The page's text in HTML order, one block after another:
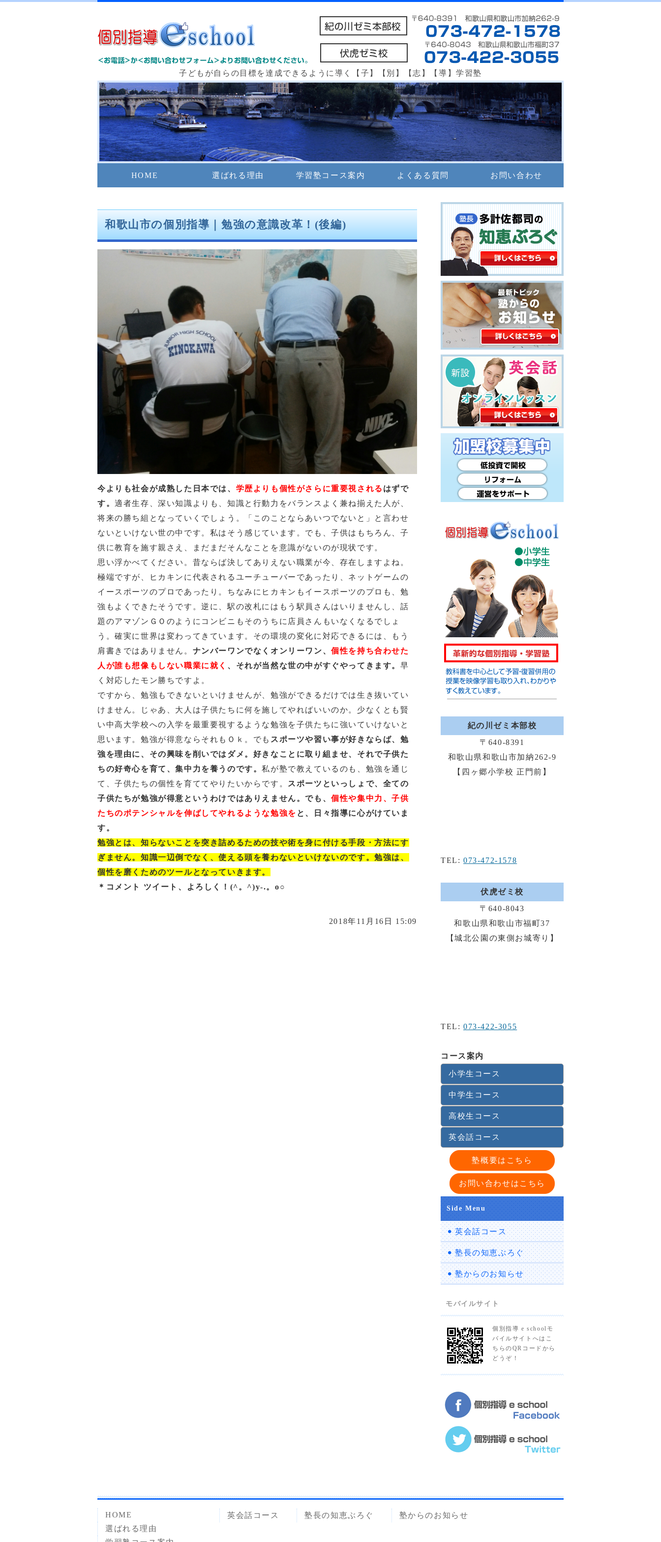
個別指導 e school 紀の川ゼミ本部校・伏虎ゼミ校｜和歌山市
子どもが自らの目標を達成できるように導く【子】【別】【志】【導】学習塾
HOME 選ばれる理由 学習塾コース案内 よくある質問 お問い合わせ
和歌山市の個別指導｜勉強の意識改革！(後編)
今よりも社会が成熟した日本では、 学歴よりも個性がさらに重要視される はずで
す。適者生存、深い知識よりも、知識と行動力をバランスよく兼ね揃えた人が、
将来の勝ち組となっていくでしょう。「このことならあいつでないと」と言わせ
ないといけない世の中です。私はそう感じています。でも、子供はもちろん、子
供に教育を施す親さえ、まだまだそんなことを意識がないのが現状です。
思い浮かべてください。昔ならば決してありえない職業が今、存在しますよね。
極端ですが、ヒカキンに代表されるユーチューバーであったり、ネットゲームの
イースポーツのプロであったり。ちなみにヒカキンもイースポーツのプロも、勉
強もよくできたそうです。逆に、駅の改札にはもう駅員さんはいりませんし、話
題のアマゾンＧＯのようにコンビニもそのうちに店員さんもいなくなるでしょ
う。確実に世界は変わってきています。その環境の変化に対応できるには、もう
肩書きではありません。 ナンバーワンでなくオンリーワン、個性を持ち合わせた
人が誰も想像もしない職業に就く 、それが当然な世の中がすぐやってきます。早
く対応したモン勝ちですよ。
ですから、勉強もできないといけませんが、勉強ができるだけでは生き抜いてい
けません。じゃあ、大人は子供たちに何を施してやればいいのか。少なくとも賢
い中高大学校への入学を最重要視するような勉強を子供たちに強いていけないと
思います。勉強が得意ならそれもＯｋ。でも スポーツや習い事が好きならば、勉
強を理由に、その興味を削いではダメ。好きなことに取り組ませ、それで子供た
ちの好奇心を育て、集中力を養うのです。私が塾で教えているのも、勉強を通じ
て、子供たちの個性を育ててやりたいからです。
スポーツといっしょで、全ての
子供たちが勉強が得意というわけではありえません。でも、個性や集中力、子供
たちのポテンシャルを伸ばしてやれるような勉強を と、日々指導に心がけていま
す。
勉強とは、知らないことを突き詰めるための技や術を身に付ける手段・方法にす
ぎません。知識一辺倒でなく、使える頭を養わないといけないのです。勉強は、
個性を磨くためのツールとなっていきます。
＊コメント ツイート、よろしく！(^。^)y-.。o○
2018年11月16日 15:09
紀の川ゼミ本部校
〒640-8391
和歌山県和歌山市加納262-9
【四ヶ郷小学校 正門前】
TEL: 073-472-1578
伏虎ゼミ校
〒640-8043
和歌山県和歌山市福町37
【城北公園の東側お城寄り】
TEL: 073-422-3055
コース案内
小学生コース
中学生コース
高校生コース
英会話コース
塾概要はこちら
お問い合わせはこちら
Side Menu
英会話コース
塾長の知恵ぶろぐ
塾からのお知らせ
モバイルサイト
個別指導 e schoolモ
バイルサイトへはこ
ちらのQRコードから
どうぞ！
HOME
選ばれる理由
英会話コース 塾長の知恵ぶろぐ 塾からのお知らせ